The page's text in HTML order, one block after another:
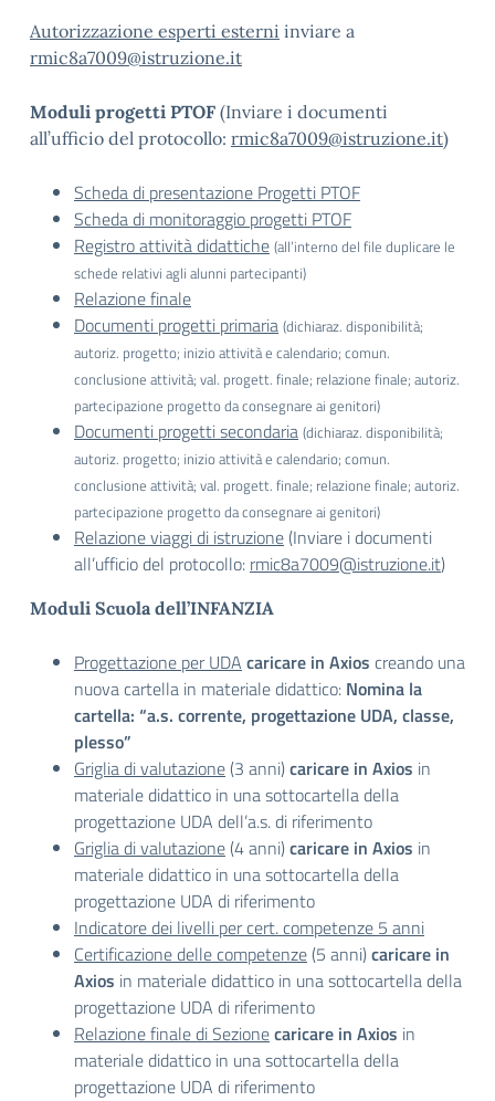
Autorizzazione esperti esterni inviare a
rmic8a7009@istruzione.it
Moduli progetti PTOF (Inviare i documenti
all’ufficio del protocollo: rmic8a7009@istruzione.it)
Scheda di presentazione Progetti PTOF
Scheda di monitoraggio progetti PTOF
Registro attività didattiche (all’interno del file duplicare le
schede relativi agli alunni partecipanti)
Relazione finale
Documenti progetti primaria (dichiaraz. disponibilità;
autoriz. progetto; inizio attività e calendario; comun.
conclusione attività; val. progett. finale; relazione finale; autoriz.
partecipazione progetto da consegnare ai genitori)
Documenti progetti secondaria (dichiaraz. disponibilità;
autoriz. progetto; inizio attività e calendario; comun.
conclusione attività; val. progett. finale; relazione finale; autoriz.
partecipazione progetto da consegnare ai genitori)
Relazione viaggi di istruzione (Inviare i documenti
all’ufficio del protocollo: rmic8a7009@istruzione.it)
Moduli Scuola dell’INFANZIA
Progettazione per UDA caricare in Axios creando una
nuova cartella in materiale didattico: Nomina la
cartella: “a.s. corrente, progettazione UDA, classe,
plesso”
Griglia di valutazione (3 anni)caricare in Axios in
materiale didattico in una sottocartella della
progettazione UDA dell’a.s. di riferimento
Griglia di valutazione (4 anni)caricare in Axios in
materiale didattico in una sottocartella della
progettazione UDA di riferimento
Indicatore dei livelli per cert. competenze 5 anni
Certificazione delle competenze (5 anni)caricare in
Axios in materiale didattico in una sottocartella della
progettazione UDA di riferimento
Relazione finale di Sezionecaricare in Axios in
materiale didattico in una sottocartella della
progettazione UDA di riferimento